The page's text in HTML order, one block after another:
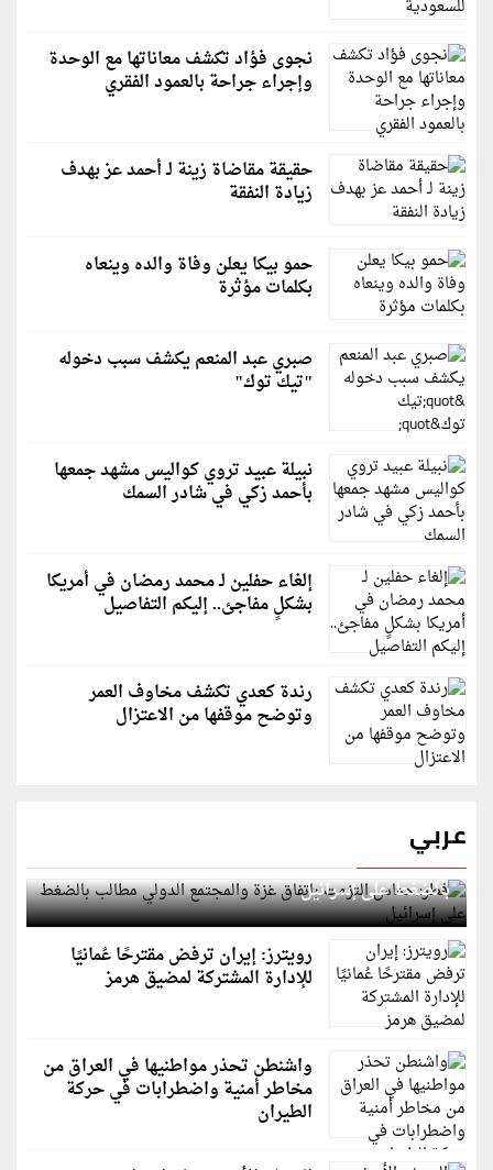
نجوى فؤاد تكشف معاناتها مع الوحدة
وإجراء جراحة بالعمود الفقري
حقيقة مقاضاة زينة لـ أحمد عز بهدف
زيادة النفقة
حمو بيكا يعلن وفاة والده وينعاه
بكلمات مؤثرة
صبري عبد المنعم يكشف سبب دخوله
"تيك توك"
نبيلة عبيد تروي كواليس مشهد جمعها
بأحمد زكي في شادر السمك
إلغاء حفلين لـ محمد رمضان في أمريكا
بشكلٍ مفاجئ.. إليكم التفاصيل
رندة كعدي تكشف مخاوف العمر
وتوضح موقفها من الاعتزال
عربي
قطر: حماس التزمت باتفاق غزة والمجتمع الدولي مطالب
بالضغط على إسرائيل
رويترز: إيران ترفض مقترحًا عُمانيًا
للإدارة المشتركة لمضيق هرمز
واشنطن تحذر مواطنيها في العراق من
مخاطر أمنية واضطرابات في حركة
الطيران